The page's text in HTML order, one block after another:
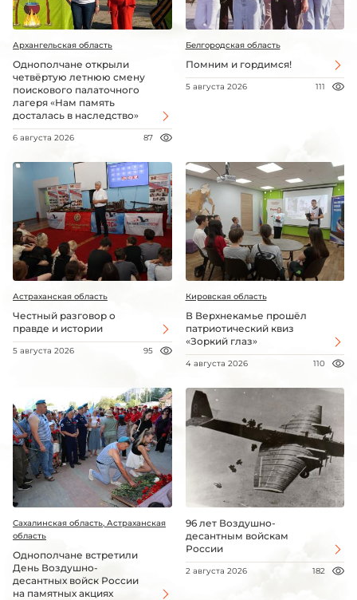
Архангельская область
Однополчане открыли
четвёртую летнюю смену
поискового палаточного
лагеря «Нам память
досталась в наследство»
6 августа 2026 87
Белгородская область
Помним и гордимся!
5 августа 2026 111
Астраханская область
Честный разговор о
правде и истории
5 августа 2026 95
Кировская область
В Верхнекамье прошёл
патриотический квиз
«Зоркий глаз»
4 августа 2026 110
Сахалинская область, Астраханская
область
Однополчане встретили
День Воздушно-
десантных войск России
на памятных акциях
96 лет Воздушно-
десантным войскам
России
2 августа 2026 182